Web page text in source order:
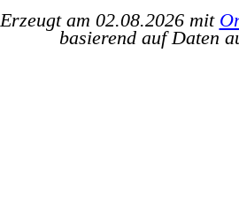
Erzeugt am 02.08.2026 mit
basierend auf Daten